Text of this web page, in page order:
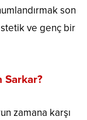
son
ve genç bir
Sarkar?
zamana karşı